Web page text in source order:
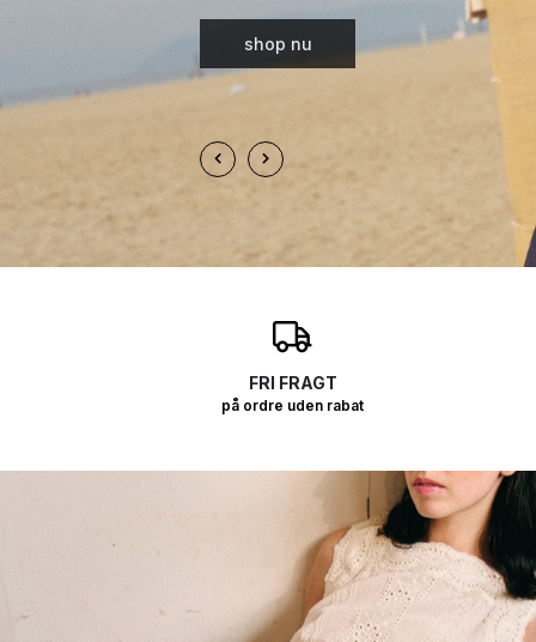
FRI FRAGT
på ordre uden rabat